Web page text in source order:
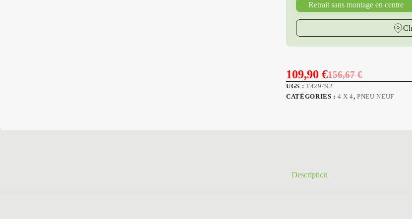
Retrait sans montage en centre
156,67€
Le
prix
109,90€
Le
prix
UGS : T429492
CATÉGORIES : 4 X 4,PNEU NEUF
Description